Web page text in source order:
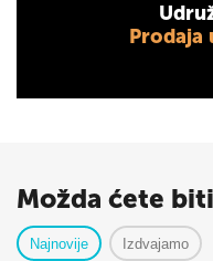
Prodaja
Možda ćete
Najnovije Izdvajamo